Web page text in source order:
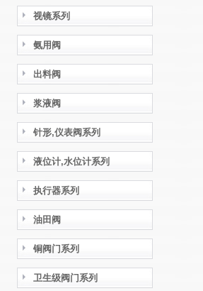
视镜系列
氨用阀
出料阀
浆液阀
针形,仪表阀系列
液位计,水位计系列
执行器系列
油田阀
铜阀门系列
卫生级阀门系列